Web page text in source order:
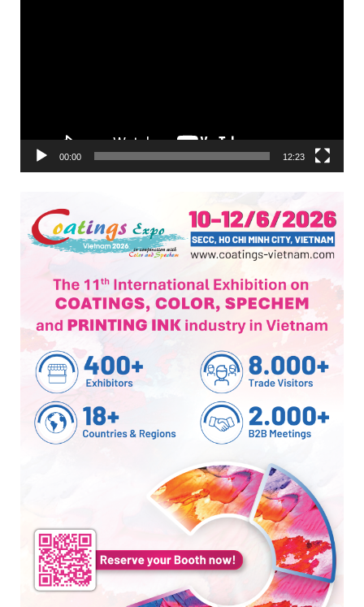
00:00 12:23